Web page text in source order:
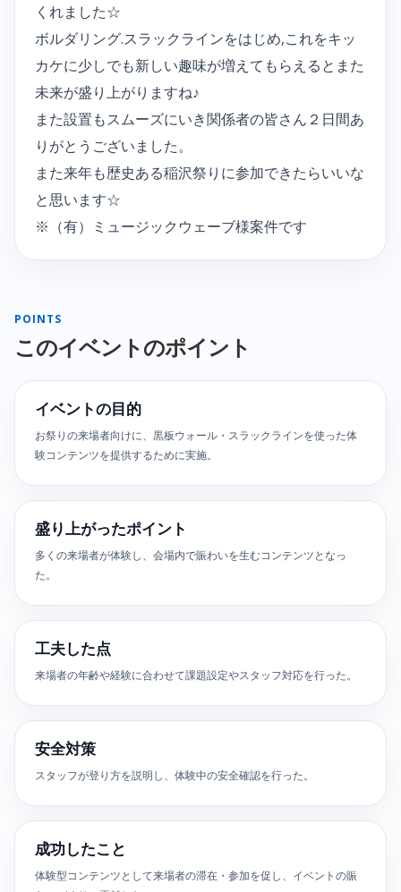
くれました☆
ボルダリング.スラックラインをはじめ,これをキッ
カケに少しでも新しい趣味が増えてもらえるとまた
未来が盛り上がりますね♪
また設置もスムーズにいき関係者の皆さん２日間あ
りがとうございました。
また来年も歴史ある稲沢祭りに参加できたらいいな
と思います☆
※（有）ミュージックウェーブ様案件です
POINTS
このイベントのポイント
イベントの目的
お祭りの来場者向けに、黒板ウォール・スラックラインを使った体
験コンテンツを提供するために実施。
盛り上がったポイント
多くの来場者が体験し、会場内で賑わいを生むコンテンツとなっ
た。
工夫した点
来場者の年齢や経験に合わせて課題設定やスタッフ対応を行った。
安全対策
スタッフが登り方を説明し、体験中の安全確認を行った。
成功したこと
体験型コンテンツとして来場者の滞在・参加を促し、イベントの賑